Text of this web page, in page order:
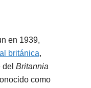
en 1939,
británica,
Britannia
como